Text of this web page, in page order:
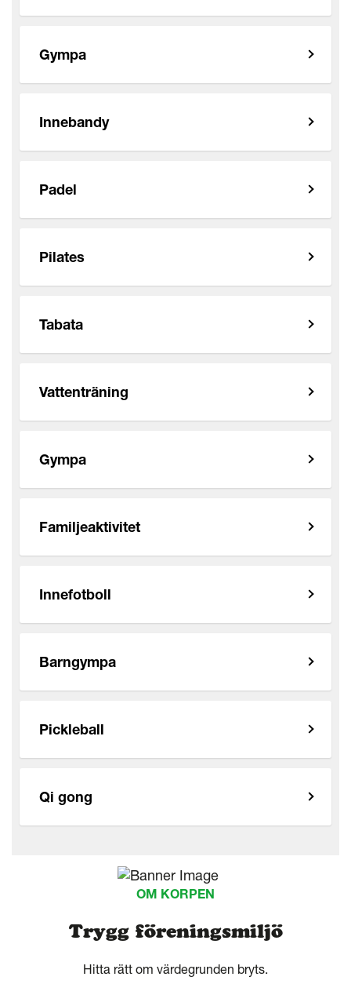
Gympa
Innebandy
Padel
Pilates
Tabata
Vattenträning
Gympa
Familjeaktivitet
Innefotboll
Barngympa
Pickleball
Qi gong
OM KORPEN
Trygg föreningsmiljö
Hitta rätt om värdegrunden bryts.